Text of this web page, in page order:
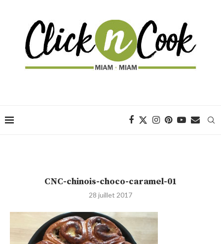
CNC-chinois-choco-caramel-01
28 juillet 2017